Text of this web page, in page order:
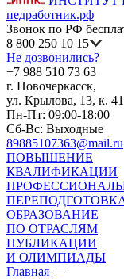
педработник.рф
Звонок по РФ
8 800 250 10 15
Не дозвонились?
+7 988 510 73 63
г. Новочеркасск,
ул. Крылова, 13, к.
Пн-Пт: 09:00-18:00
Сб-Вс: Выходные
89885107363@mail.ru
ПОВЫШЕНИЕ
КВАЛИФИКАЦИИ
ОБРАЗОВАНИЕ
ПО ОТРАСЛЯМ
ПУБЛИКАЦИИ
И ОЛИМПИАДЫ
Главная —